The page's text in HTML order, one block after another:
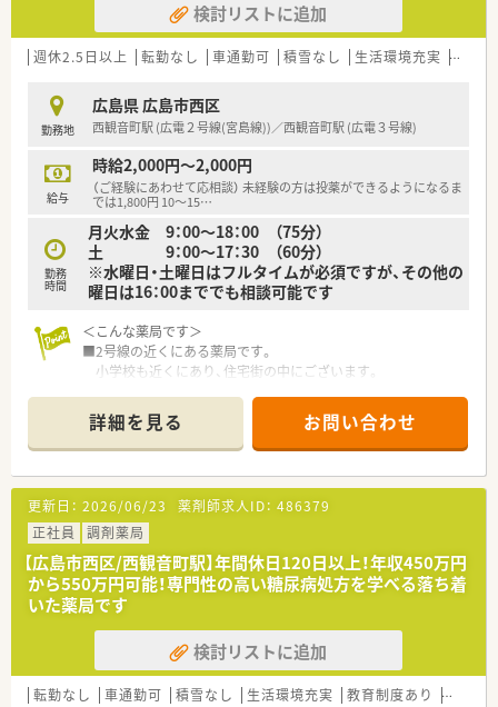
【法人特徴について】
■調剤薬局運営のほか、介護施設運営、ITソリューション事業な
ど4つの事業を柱にしています。
続可能な経営モデルが特徴です。
■広島県内に複数の薬局を展開しており、地域に根差した広域な
医療ネットワークを構築しています。
【勤務実態について】
■毎月の残業時間は0時間から5時間程度と非常に少なく、プラ
イベートの時間も確保しやすいです。
■年間休日は107日で、日曜と祝日に加えてシフト制で休日を取
得する勤務形態となっています。
■シフトは毎月15日に締め切り20日に確定するため、休暇の希
望を計画的に申請できます。
検討リストに追加
週休2.5日以上 転勤なし 車通勤可 積雪なし 生活環境充実 扶養
勤務地
広島県 広島市西区
西観音町駅 (広電２号線(宮島線))／西観音町駅 (広電３号線)
給与
時給2,000円～2,000円
（ご経験にあわせて応相談） 未経験の方は投薬ができるようになるま
では1,800円 10～15…
勤務
時間
月火水金 9：00～18：00 （75分）
土 9：00～17：30 （60分）
※水曜日・土曜日はフルタイムが必須ですが、その他の
曜日は16：00まででも相談可能です
＜こんな薬局です＞
■2号線の近くにある薬局です。
小学校も近くにあり、住宅街の中にございます。
■ビルの1階部分に店舗を構えています。
オレンジ色の屋根があり明るい印象です。
大通りから少し入っているところなので、
車通りも多すぎず落ち着いています。
■扶養内の勤務となります。
午前中のみのため、午後の予定も組み立てやすい
働き方が適います。
■月曜日は予約診療・午前中に処方箋は集中し、
午前7～8割・午後3～2割程度となっています。
■処方箋内容は、新規患者様には14日、
通常処方は30日、
遠方来院される方は60日～90日です。
＜業務内容＞
■外来対応がメインです。
詳細を見る お問い合わせ
更新日： 2026/06/23 薬剤師求人ID： 486379
正社員
調剤薬局
【広島市西区/西観音町駅】年間休日120日以上！年収450万円
から550万円可能！専門性の高い糖尿病処方を学べる落ち着
いた薬局です
検討リストに追加
転勤なし 車通勤可 積雪なし 生活環境充実 教育制度あり 大手チ